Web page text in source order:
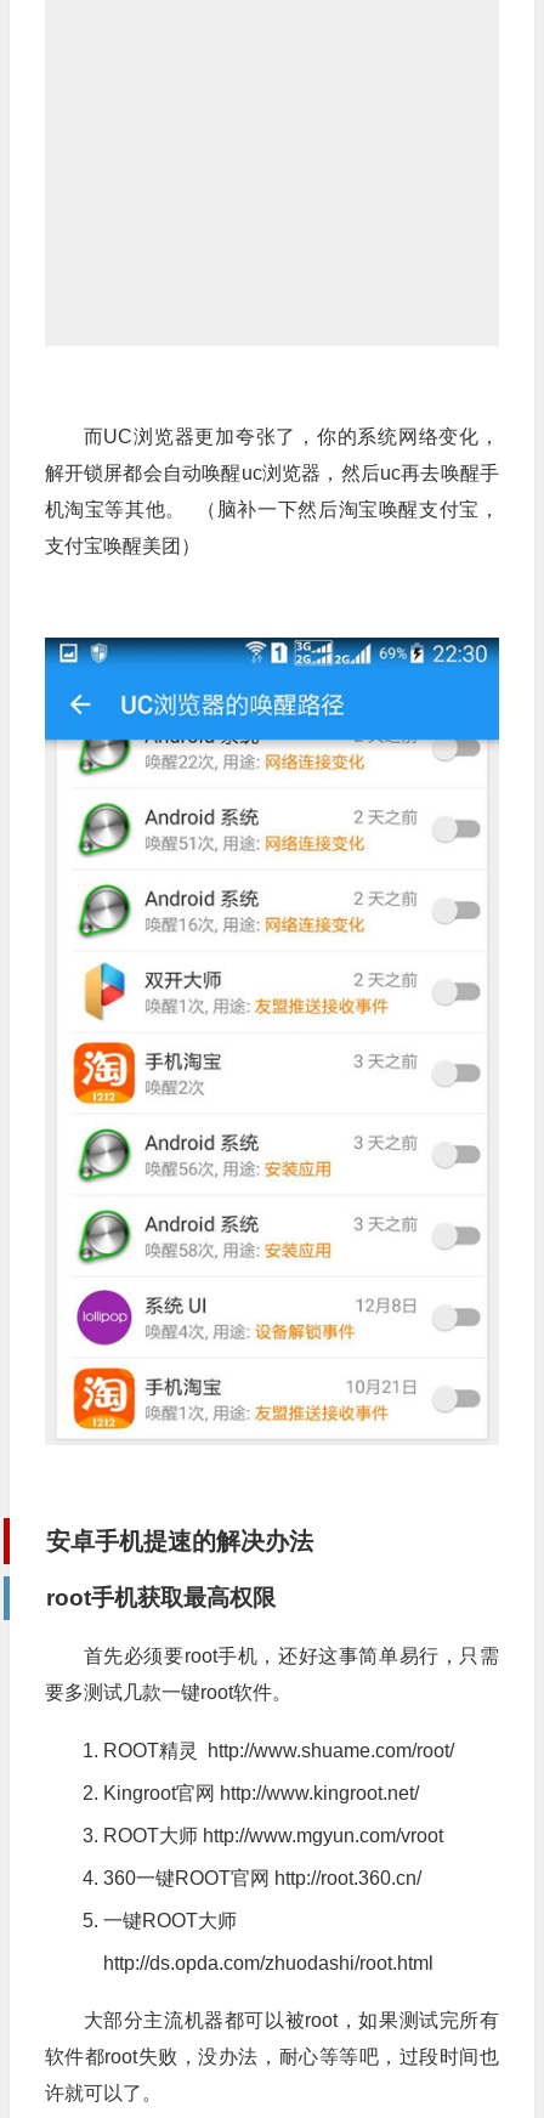
而UC浏览器更加夸张了，你的系统网络变化，
解开锁屏都会自动唤醒uc浏览器，然后uc再去唤醒手
机淘宝等其他。 （脑补一下然后淘宝唤醒支付宝，
支付宝唤醒美团）
安卓手机提速的解决办法
root手机获取最高权限
首先必须要root手机，还好这事简单易行，只需
要多测试几款一键root软件。
ROOT精灵 http://www.shuame.com/root/
Kingroot官网 http://www.kingroot.net/
ROOT大师 http://www.mgyun.com/vroot
360一键ROOT官网 http://root.360.cn/
一键ROOT大师
http://ds.opda.com/zhuodashi/root.html
大部分主流机器都可以被root，如果测试完所有
软件都root失败，没办法，耐心等等吧，过段时间也
许就可以了。